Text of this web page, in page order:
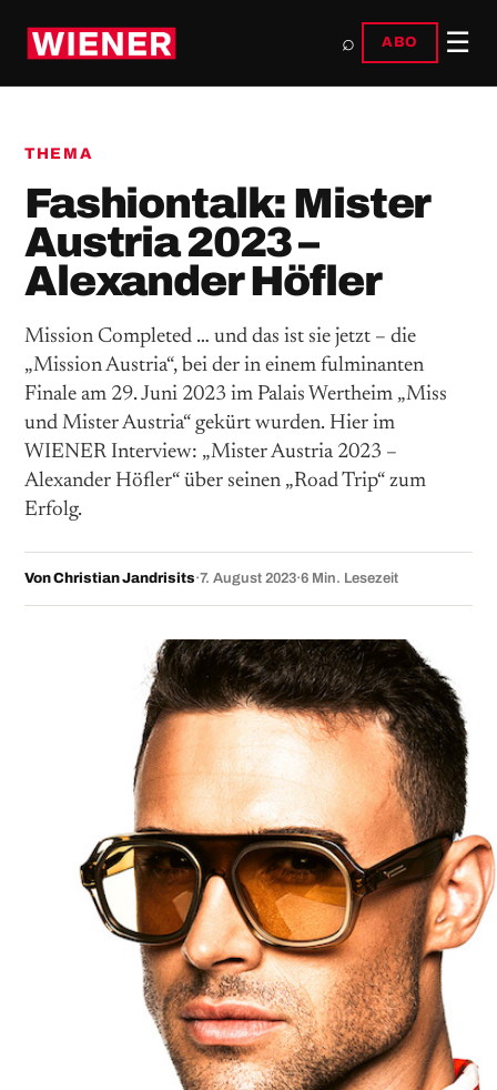
⌕ ABO ☰
THEMA
Fashiontalk: Mister
Austria 2023 –
Alexander Höfler
Mission Completed … und das ist sie jetzt – die
„Mission Austria“, bei der in einem fulminanten
Finale am 29. Juni 2023 im Palais Wertheim „Miss
und Mister Austria“ gekürt wurden. Hier im
WIENER Interview: „Mister Austria 2023 –
Alexander Höfler“ über seinen „Road Trip“ zum
Erfolg.
Von Christian Jandrisits·7. August 2023·6 Min. Lesezeit